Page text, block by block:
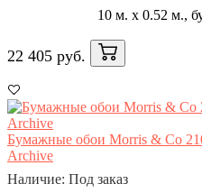
10 м. x 0.52 м.,
22 405 руб.
Бумажные обои Morris & Co
Archive
Наличие: Под заказ